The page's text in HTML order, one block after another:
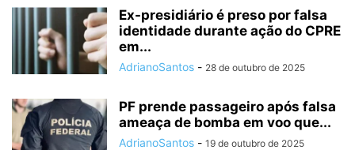
Ex-presidiário é preso por falsa
identidade durante ação do CPRE
em...
AdrianoSantos - 28 de outubro de 2025
PF prende passageiro após falsa
ameaça de bomba em voo que...
AdrianoSantos - 19 de outubro de 2025